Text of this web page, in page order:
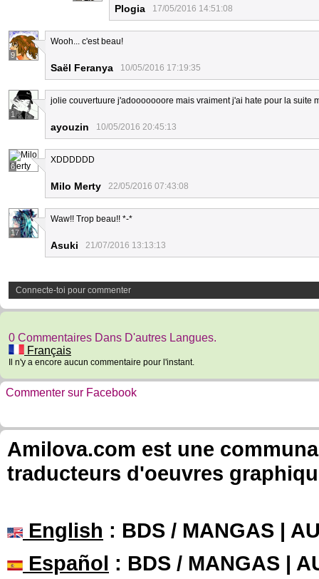
Plogia 17/05/2016 14:51:08
9
Wooh... c'est beau!
Saël Feranya 10/05/2016 17:19:35
1
jolie couvertuure j'adooooooore mais vraiment j'ai hate pour la suite
ayouzin 10/05/2016 20:45:13
6
XDDDDDD
Milo Merty 22/05/2016 07:43:08
17
Waw!! Trop beau!! *-*
Asuki 21/07/2016 13:13:13
Connecte-toi pour commenter
0 Commentaires Dans D'autres Langues.
Français
Il n'y a encore aucun commentaire pour l'instant.
Commenter sur Facebook
Amilova.com est une
traducteurs d'oeuvres
English : BDS / MANGAS |
Español : BDS / MANGAS |